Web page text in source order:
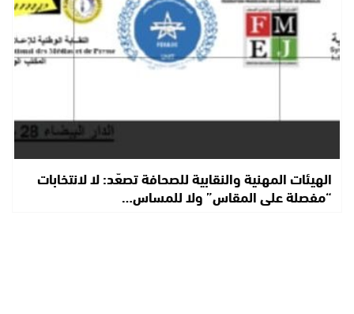
الهيئات المهنية والنقابية للصحافة تصعّد: لا لانتخابات
“مفصلة على المقاس” ولا للمساس…